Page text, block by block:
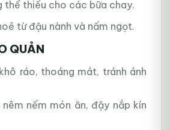
thể thiếu cho các bữa chay.
từ đậu nành và nấm ngọt.
QUẢN
ráo, thoáng mát, tránh ánh
nếm món ăn, đậy nắp kín